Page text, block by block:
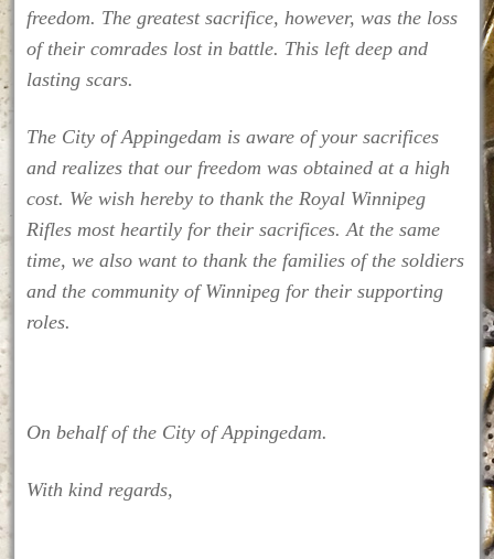
freedom. The greatest sacrifice, however, was the loss
of their comrades lost in battle. This left deep and
lasting scars.
The City of Appingedam is aware of your sacrifices
and realizes that our freedom was obtained at a high
cost. We wish hereby to thank the Royal Winnipeg
Rifles most heartily for their sacrifices. At the same
time, we also want to thank the families of the soldiers
and the community of Winnipeg for their supporting
roles.
On behalf of the City of Appingedam.
With kind regards,